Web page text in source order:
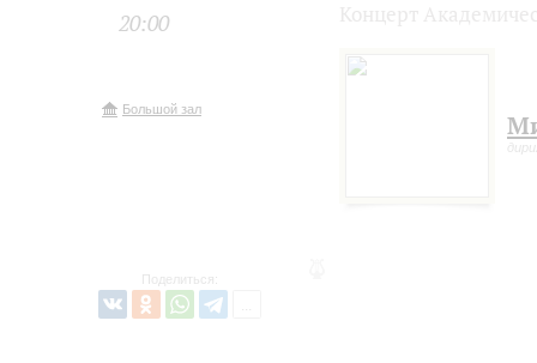
20:00
Большой зал
Поделиться: